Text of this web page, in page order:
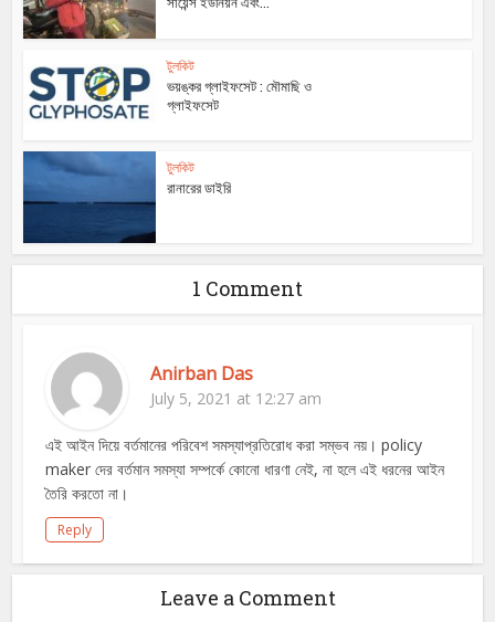
টুলকিট
ভয়ঙ্কর গ্লাইফসেট : মৌমাছি ও
গ্লাইফসেট
টুলকিট
রানারের ডাইরি
1 Comment
Anirban Das
July 5, 2021 at 12:27 am
এই আইন দিয়ে বর্তমানের পরিবেশ সমস্যাপ্রতিরোধ করা সম্ভব নয়। policy
maker দের বর্তমান সমস্যা সম্পর্কে কোনো ধারণা নেই, না হলে এই ধরনের আইন
তৈরি করতো না।
Reply
Leave a Comment